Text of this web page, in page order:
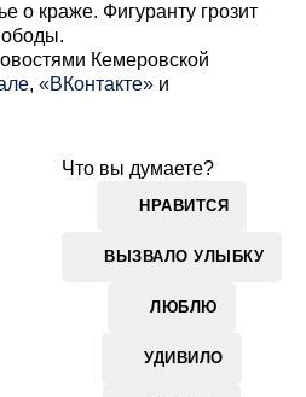
о краже. Фигуранту грозит
Кемеровской
, «ВКонтакте» и
Что вы думаете?
НРАВИТСЯ
ВЫЗВАЛО УЛЫБКУ
ЛЮБЛЮ
УДИВИЛО